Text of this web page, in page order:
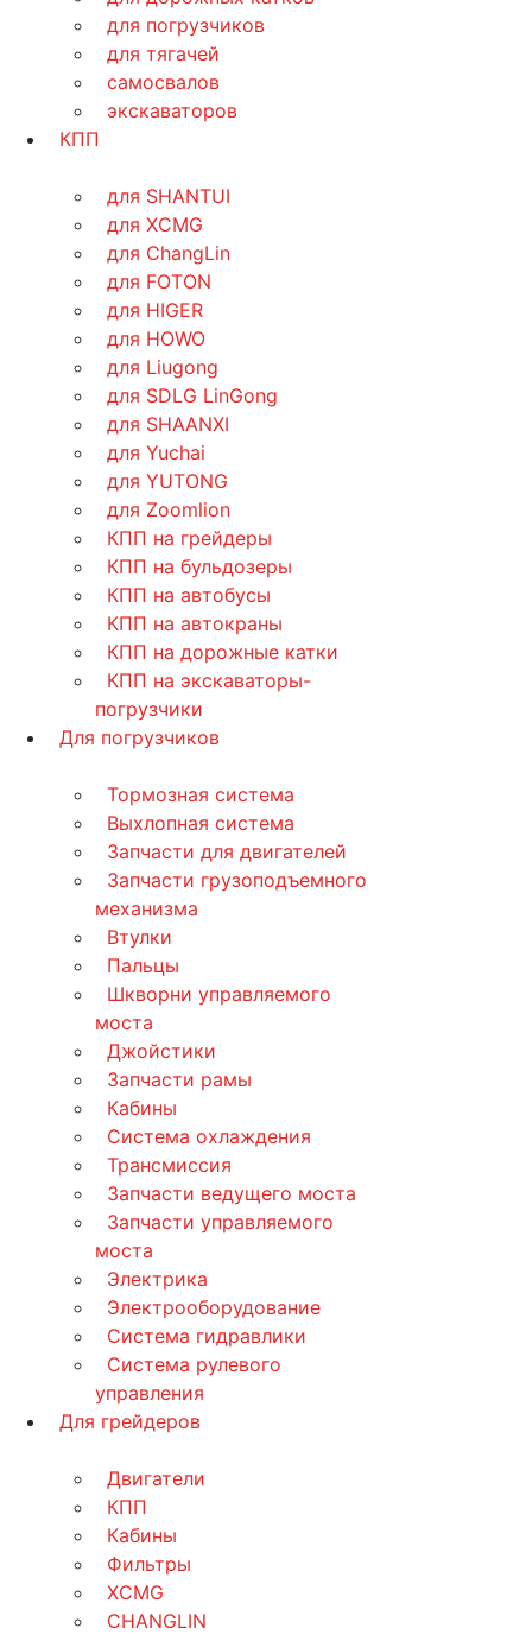
для погрузчиков
для тягачей
самосвалов
экскаваторов
КПП
для SHANTUI
для XCMG
для ChangLin
для FOTON
для HIGER
для HOWO
для Liugong
для SDLG LinGong
для SHAANXI
для Yuchai
для YUTONG
для Zoomlion
КПП на грейдеры
КПП на бульдозеры
КПП на автобусы
КПП на автокраны
КПП на дорожные катки
КПП на экскаваторы-
погрузчики
Для погрузчиков
Тормозная система
Выхлопная система
Запчасти для двигателей
Запчасти грузоподъемного
механизма
Втулки
Пальцы
Шкворни управляемого
моста
Джойстики
Запчасти рамы
Кабины
Система охлаждения
Трансмиссия
Запчасти ведущего моста
Запчасти управляемого
моста
Электрика
Электрооборудование
Система гидравлики
Система рулевого
управления
Для грейдеров
Двигатели
КПП
Кабины
Фильтры
XCMG
CHANGLIN